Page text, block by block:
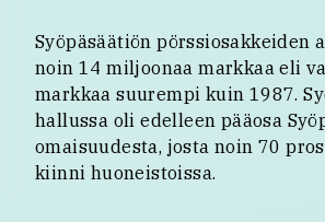
Syöpäsäätiön pörssiosakkeiden
noin 14 miljoonaa markkaa eli
markkaa suurempi kuin 1987.
hallussa oli edelleen pääosa
omaisuudesta, josta noin 70
kiinni huoneistoissa.